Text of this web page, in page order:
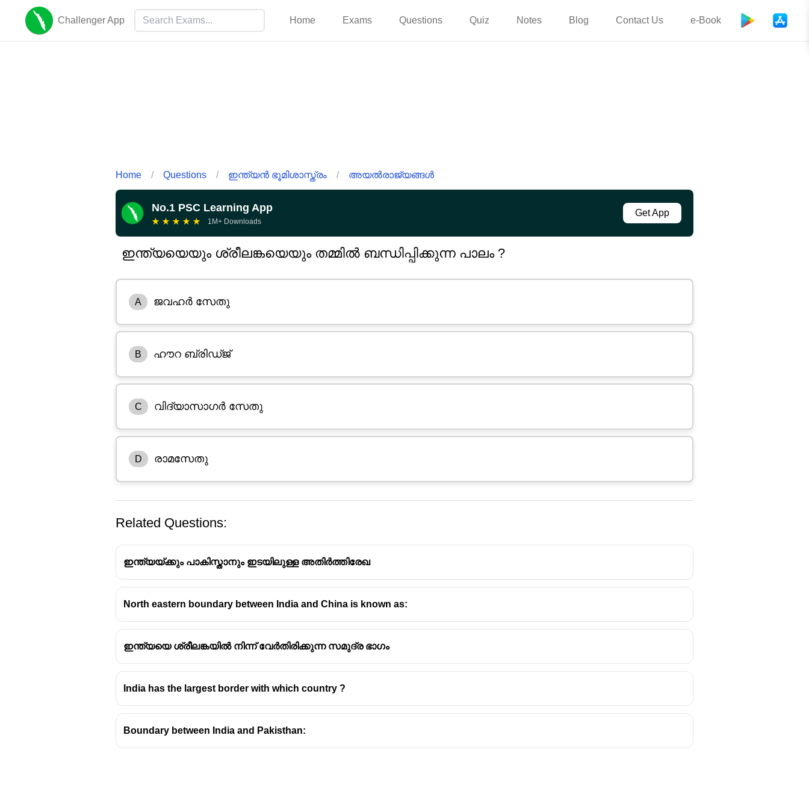
Challenger App Home Exams Questions Quiz Notes Blog Contact Us e-Book
Home / Questions / ഇന്ത്യൻ ഭൂമിശാസ്ത്രം / അയൽരാജ്യങ്ങൾ
No.1 PSC Learning App
★ ★ ★ ★ ★ 1M+ Downloads
Get App
ഇന്ത്യയെയും ശ്രീലങ്കയെയും തമ്മിൽ ബന്ധിപ്പിക്കുന്ന പാലം ?
A ജവഹർ സേതു
B ഹൗറ ബ്രിഡ്ജ്
C വിദ്യാസാഗർ സേതു
D രാമസേതു
Related Questions:
ഇന്ത്യയ്ക്കും പാകിസ്താനും ഇടയിലുള്ള അതിർത്തിരേഖ
North eastern boundary between India and China is known as:
ഇന്ത്യയെ ശ്രീലങ്കയിൽ നിന്ന് വേർതിരിക്കുന്ന സമുദ്ര ഭാഗം
India has the largest border with which country ?
Boundary between India and Pakisthan: